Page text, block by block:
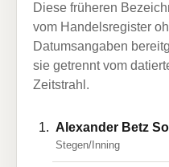
Diese früheren
vom Handelsregister
Datumsangaben
sie getrennt vom
Zeitstrahl.
Alexander Betz
Stegen/Inning